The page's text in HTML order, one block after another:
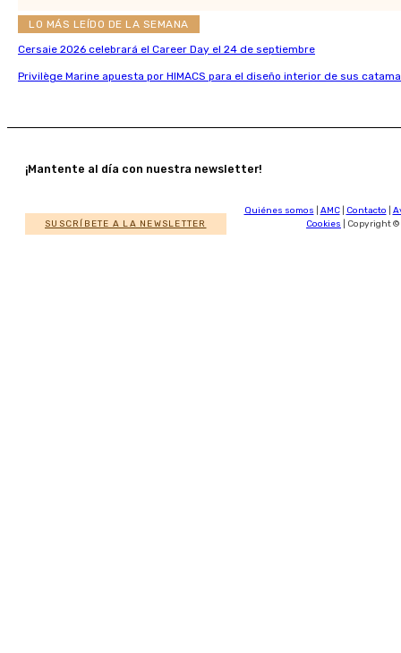
LO MÁS LEÍDO DE LA SEMANA
Cersaie 2026 celebrará el Career Day el 24 de septiembre
Privilège Marine apuesta por HIMACS para el diseño interior de sus
¡Mantente al día con nuestra newsletter!
SUSCRÍBETE A LA NEWSLETTER
Quiénes somos AMC| Contacto
Cookies | Copyright